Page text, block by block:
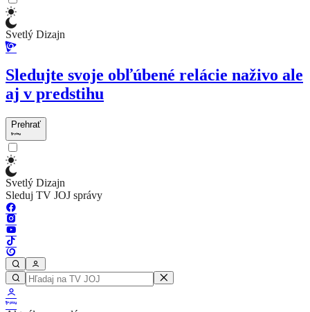
Svetlý Dizajn
Sledujte svoje obľúbené relácie naživo ale
aj v predstihu
Prehrať
Svetlý Dizajn
Sleduj TV JOJ správy